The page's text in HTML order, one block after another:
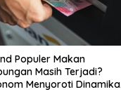
Populer Makan
Masih Terjadi?
Menyoroti Dinamika